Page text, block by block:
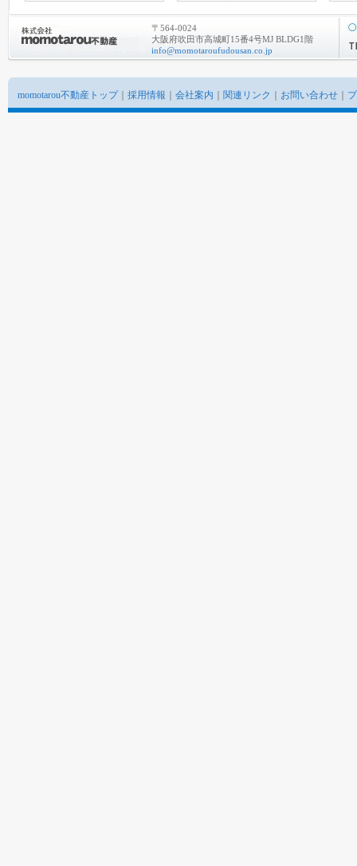
〒564-0024
大阪府吹田市高城町15番4号MJ BLDG1階
info@momotaroufudousan.co.jp
momotarou不動産トップ｜ 採用情報 会社案内 関連リンク お問い合わせ